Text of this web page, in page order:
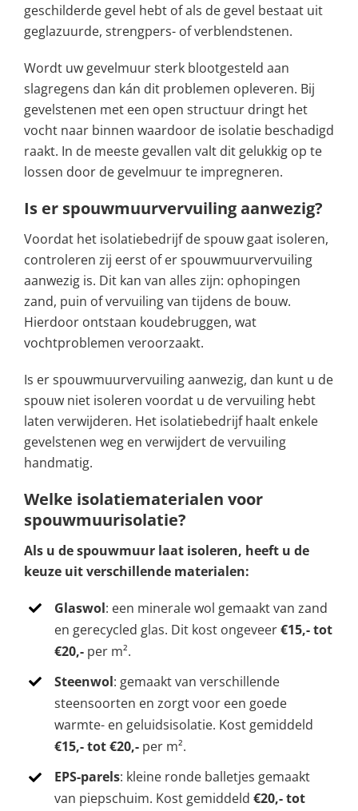
geschilderde gevel hebt of als de gevel bestaat uit
geglazuurde, strengpers- of verblendstenen.
Wordt uw gevelmuur sterk blootgesteld aan
slagregens dan kán dit problemen opleveren. Bij
gevelstenen met een open structuur dringt het
vocht naar binnen waardoor de isolatie beschadigd
raakt. In de meeste gevallen valt dit gelukkig op te
lossen door de gevelmuur te impregneren.
Is er spouwmuurvervuiling aanwezig?
Voordat het isolatiebedrijf de spouw gaat isoleren,
controleren zij eerst of er spouwmuurvervuiling
aanwezig is. Dit kan van alles zijn: ophopingen
zand, puin of vervuiling van tijdens de bouw.
Hierdoor ontstaan koudebruggen, wat
vochtproblemen veroorzaakt.
Is er spouwmuurvervuiling aanwezig, dan kunt u de
spouw niet isoleren voordat u de vervuiling hebt
laten verwijderen. Het isolatiebedrijf haalt enkele
gevelstenen weg en verwijdert de vervuiling
handmatig.
Welke isolatiematerialen voor
spouwmuurisolatie?
Als u de spouwmuur laat isoleren, heeft u de
keuze uit verschillende materialen:
Glaswol: een minerale wol gemaakt van zand
en gerecycled glas. Dit kost ongeveer€15,- tot
€20,- per m².
Steenwol: gemaakt van verschillende
steensoorten en zorgt voor een goede
warmte- en geluidsisolatie. Kost gemiddeld
€15,- tot €20,- per m².
EPS-parels: kleine ronde balletjes gemaakt
van piepschuim. Kost gemiddeld€20,- tot